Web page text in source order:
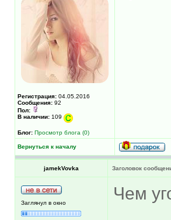
Регистрация: 04.05.2016
Сообщения: 92
Пол:
В наличии: 109
Блог: Просмотр блога (0)
Вернуться к началу
jamekVovka Заголовок
Заглянул в окно Чем